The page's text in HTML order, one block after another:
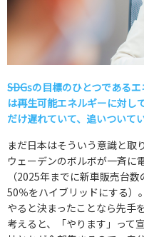
――SDGsの目標のひとつである
は再生可能エネルギーに対し
だけ遅れていて、追いついて
まだ日本はそういう意識と取
ウェーデンのボルボが一斉に
（2025年までに新車販売台
50％をハイブリッドにする）
やると決まったことなら先手
考えると、「やります」って